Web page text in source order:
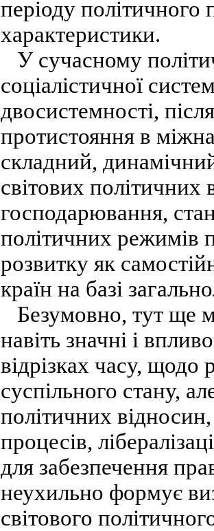
періоду політичного
характеристики.
У сучасному
соціалістичної
двосистемності,
протистояння в
складний,
світових політичних
господарювання,
політичних режимів
розвитку як
країн на базі
Безумовно, тут ще
навіть значні і
відрізках часу, щодо
суспільного стану,
політичних
процесів,
для забезпечення
неухильно формує
світового